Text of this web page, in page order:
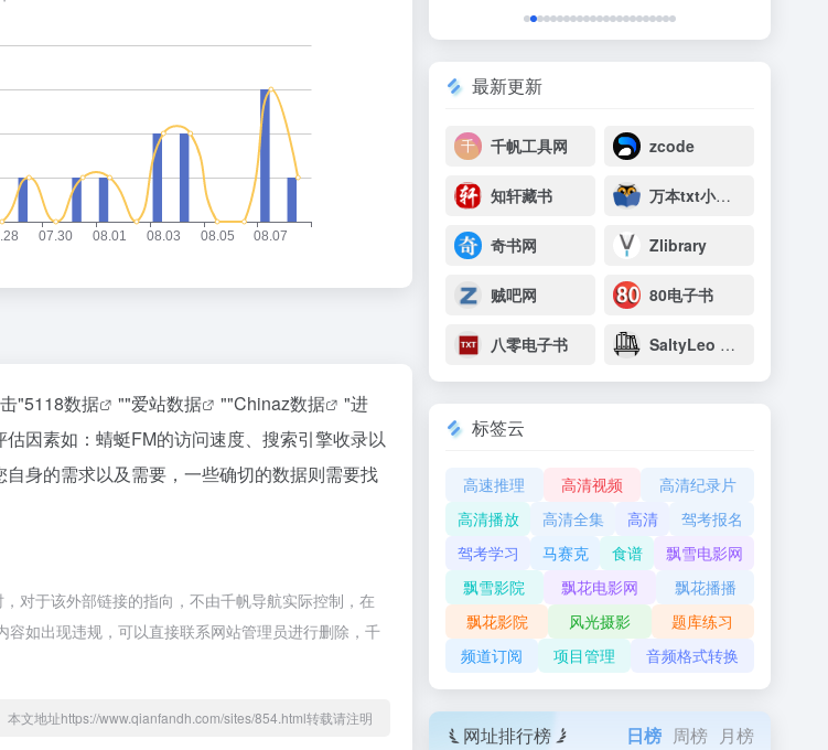
"5118数据 ""爱站数据 ""Chinaz数据
"进
因素如：蜻蜓FM的访问速度、搜索引擎收录以
身的需求以及需要，一些确切的数据则需要找
对于该外部链接的指向，不由千帆导航实际控制，在
如出现违规，可以直接联系网站管理员进行删除，千
本文地址https://www.qianfandh.com/sites/854.html转载请注明
最新更新
千帆工具网 zcode
知轩藏书 万本txt小说下载网
奇书网 Zlibrary
贼吧网 80电子书
八零电子书 SaltyLeo 的书架
标签云
高速推理 高清视频
高清纪录片
高清播放
高清全集 高清
驾考报名
驾考学习
马赛克 食谱
飘雪电影网
飘雪影院
飘花电影网
飘花播播
飘花影院
风光摄影
题库练习
频道订阅
项目管理 音频格式转换
网址排行榜 日榜 周榜 月榜